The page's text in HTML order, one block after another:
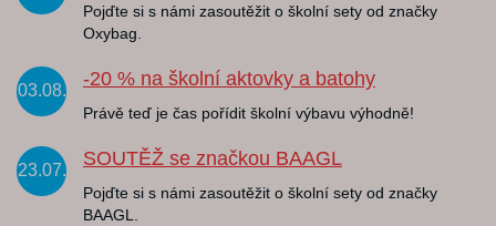
Pojďte si s námi zasoutěžit o školní sety od značky
Oxybag.
03.08.
-20 % na školní aktovky a batohy
Právě teď je čas pořídit školní výbavu výhodně!
23.07.
SOUTĚŽ se značkou BAAGL
Pojďte si s námi zasoutěžit o školní sety od značky
BAAGL.